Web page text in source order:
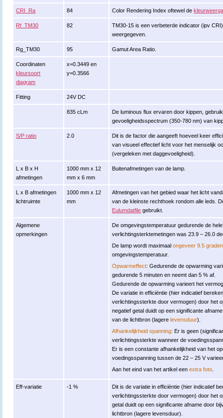
CRI_Ra 84 Color Rendering Index oftewel de
Rf_TM30 82
TM30-15 is een verbeterde indicator (ipv
weergegeven.
Rg_TM30 95 Gamut Area Ratio.
Coordinaten
kleursoort
diagram
x=0.3449 en
y=0.3566
Fitting 24V DC
835 cLm
De luminous flux ervaren door kippen,
gevoeligheidsspectrum (350-780 nm) van
S/P ratio 2.0
Dit is de factor die aangeeft hoeveel keer
van visueel effectief licht voor het menselijk
(vergeleken met daggevoeligheid).
L x B x H
afmetingen
1000 mm x 12
mm x 6 mm
Buitenafmetingen van de lamp.
L x B afmetingen
lichtruimte
1000 mm x 12
mm
Afmetingen van het gebied waar het licht
van de kleinste rechthoek rondom alle leds.
Eulumdatfile gebruikt.
Algemene
opmerkingen
De omgevingstemperatuur gedurende de
verlichtingsterktemetingen was 23.9 – 26.0
De lamp wordt maximaalongeveer 9.5
omgevingstemperatuur.
Opwarmeffect: Gedurende de opwarming
gedurende 5 minuten en neemt dan 5 % af.
Gedurende de opwarming varieert het
De variatie in efficiëntie (hier indicatief
verlichtingssterkte door vermogen) door het
negatief getal duidt op een significante
van de lichtbron (lagerelevensduur).
Afhankelijkheid spanning: Er is geen
verlichtingssterkte wanneer de
Er is een constante afhankelijkheid van het
voedingsspanning tussen de 22 – 25 V
Aan het eind van het artikel eenextra foto
Eff-variatie -1 %
Dit is de variatie in efficiëntie (hier indicatief
verlichtingssterkte door vermogen) door het
getal duidt op een significante afname door
lichtbron (lagere levensduur).